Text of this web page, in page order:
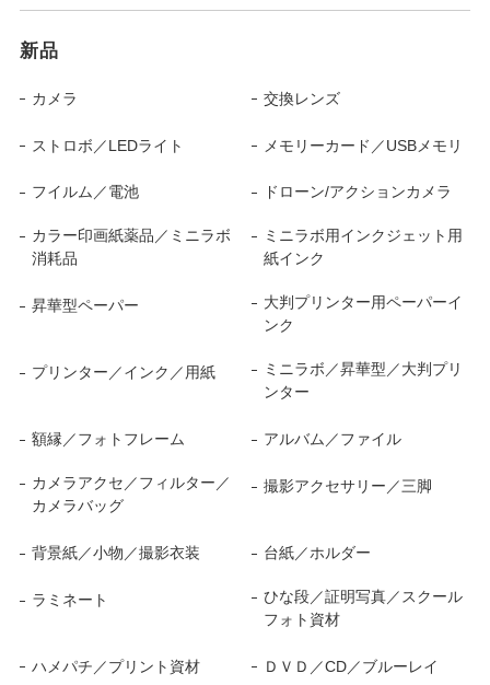
新品
カメラ 交換レンズ
ストロボ／LEDライト メモリーカード／USBメモリ
フイルム／電池 ドローン/アクションカメラ
カラー印画紙薬品／ミニラボ
消耗品
ミニラボ用インクジェット用
紙インク
昇華型ペーパー
大判プリンター用ペーパーイ
ンク
プリンター／インク／用紙
ミニラボ／昇華型／大判プリ
ンター
額縁／フォトフレーム アルバム／ファイル
カメラアクセ／フィルター／
カメラバッグ
撮影アクセサリー／三脚
背景紙／小物／撮影衣装 台紙／ホルダー
ラミネート
ひな段／証明写真／スクール
フォト資材
ハメパチ／プリント資材 ＤＶＤ／CD／ブルーレイ